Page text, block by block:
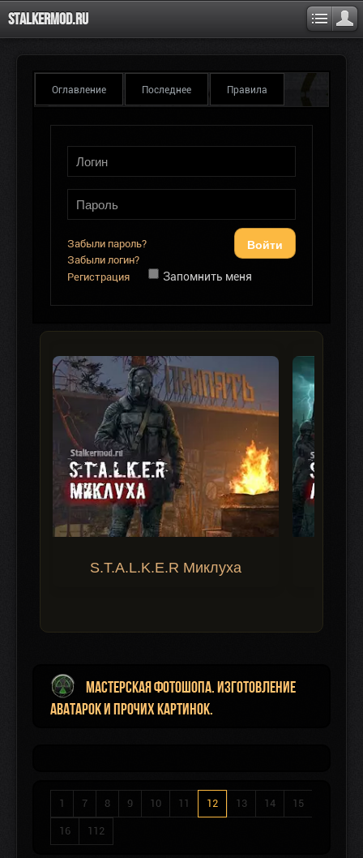
Stalkermod.ru
Оглавление Последнее Правила
Войти
Забыли пароль?
Забыли логин?
Регистрация
Запомнить меня
S.T.A.L.K.E.R Миклуха
Мастерская фотошопа. Изготовление
аватарок и прочих картинок.
1 7 8 9 10 11 12 13 14 15
16 112